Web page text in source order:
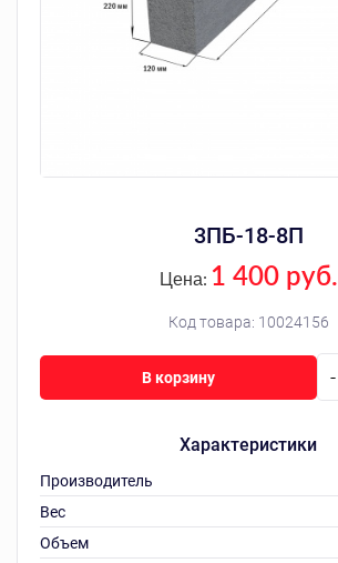
3ПБ-18-8П
Код товара: 10024156
Цена: 1 400 руб.
Характеристики
Производитель
Вес
Объем
-
В корзину